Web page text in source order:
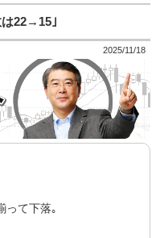
は22→15｣
2025/11/18
って下落｡